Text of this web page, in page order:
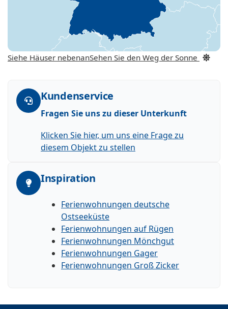
Siehe Häuser nebenanSehen Sie den Weg der Sonne
Kundenservice
Fragen Sie uns zu dieser Unterkunft
Klicken Sie hier, um uns eine Frage zu
diesem Objekt zu stellen
Inspiration
Ferienwohnungen deutsche
Ostseeküste
Ferienwohnungen auf Rügen
Ferienwohnungen Mönchgut
Ferienwohnungen Gager
Ferienwohnungen Groß Zicker